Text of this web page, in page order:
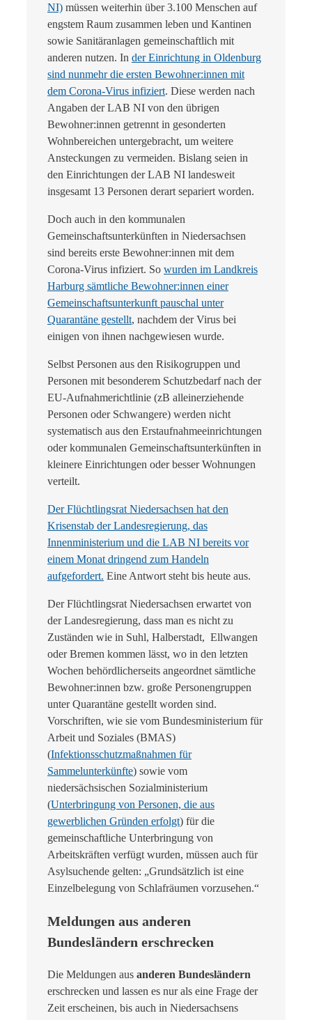
NI) müssen weiterhin über 3.100 Menschen auf
engstem Raum zusammen leben und Kantinen
sowie Sanitäranlagen gemeinschaftlich mit
anderen nutzen. In der Einrichtung in Oldenburg
sind nunmehr die ersten Bewohner:innen mit
dem Corona-Virus infiziert. Diese werden nach
Angaben der LAB NI von den übrigen
Bewohner:innen getrennt in gesonderten
Wohnbereichen untergebracht, um weitere
Ansteckungen zu vermeiden. Bislang seien in
den Einrichtungen der LAB NI landesweit
insgesamt 13 Personen derart separiert worden.
Doch auch in den kommunalen
Gemeinschaftsunterkünften in Niedersachsen
sind bereits erste Bewohner:innen mit dem
Corona-Virus infiziert. So wurden im Landkreis
Harburg sämtliche Bewohner:innen einer
Gemeinschaftsunterkunft pauschal unter
Quarantäne gestellt, nachdem der Virus bei
einigen von ihnen nachgewiesen wurde.
Selbst Personen aus den Risikogruppen und
Personen mit besonderem Schutzbedarf nach der
EU-Aufnahmerichtlinie (zB alleinerziehende
Personen oder Schwangere) werden nicht
systematisch aus den Erstaufnahmeeinrichtungen
oder kommunalen Gemeinschaftsunterkünften in
kleinere Einrichtungen oder besser Wohnungen
verteilt.
Der Flüchtlingsrat Niedersachsen hat den
Krisenstab der Landesregierung, das
Innenministerium und die LAB NI bereits vor
einem Monat dringend zum Handeln
aufgefordert. Eine Antwort steht bis heute aus.
Der Flüchtlingsrat Niedersachsen erwartet von
der Landesregierung, dass man es nicht zu
Zuständen wie in Suhl, Halberstadt, Ellwangen
oder Bremen kommen lässt, wo in den letzten
Wochen behördlicherseits angeordnet sämtliche
Bewohner:innen bzw. große Personengruppen
unter Quarantäne gestellt worden sind.
Vorschriften, wie sie vom Bundesministerium für
Arbeit und Soziales (BMAS)
(Infektionsschutzmaßnahmen für
Sammelunterkünfte) sowie vom
niedersächsischen Sozialministerium
(Unterbringung von Personen, die aus
gewerblichen Gründen erfolgt) für die
gemeinschaftliche Unterbringung von
Arbeitskräften verfügt wurden, müssen auch für
Asylsuchende gelten: „Grundsätzlich ist eine
Einzelbelegung von Schlafräumen vorzusehen.“
Meldungen aus anderen
Bundesländern erschrecken
Die Meldungen aus anderen Bundesländern
erschrecken und lassen es nur als eine Frage der
Zeit erscheinen, bis auch in Niedersachsens